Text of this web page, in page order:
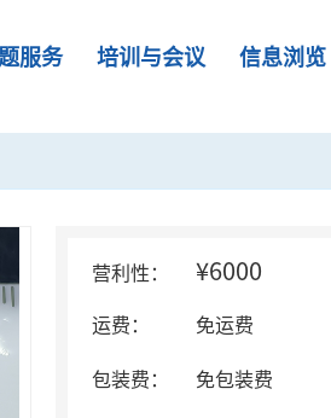
服务 培训与会议 信息浏览
营利性： ¥6000
运费： 免运费
包装费： 免包装费